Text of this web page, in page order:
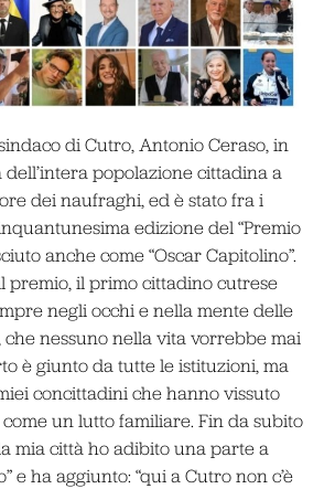
di Cutro, Antonio Ceraso, in
popolazione cittadina a
dei naufraghi, ed è stato fra i
edizione del “Premio
anche come “Oscar Capitolino”.
premio, il primo cittadino cutrese
negli occhi e nella mente delle
che nessuno nella vita vorrebbe mai
è giunto da tutte le istituzioni, ma
concittadini che hanno vissuto
un lutto familiare. Fin da subito
mia città ho adibito una parte a
e ha aggiunto: “qui a Cutro non c’è